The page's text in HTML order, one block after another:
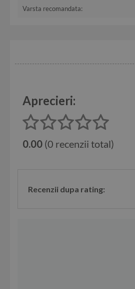
Varsta recomandata:
Aprecieri:
0.00 (0 recenzii total)
Recenzii dupa rating: